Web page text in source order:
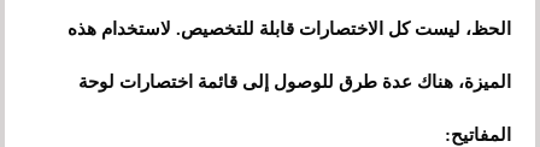
الحظ، ليست كل الاختصارات قابلة للتخصيص. لاستخدام هذه
الميزة، هناك عدة طرق للوصول إلى قائمة اختصارات لوحة
المفاتيح: